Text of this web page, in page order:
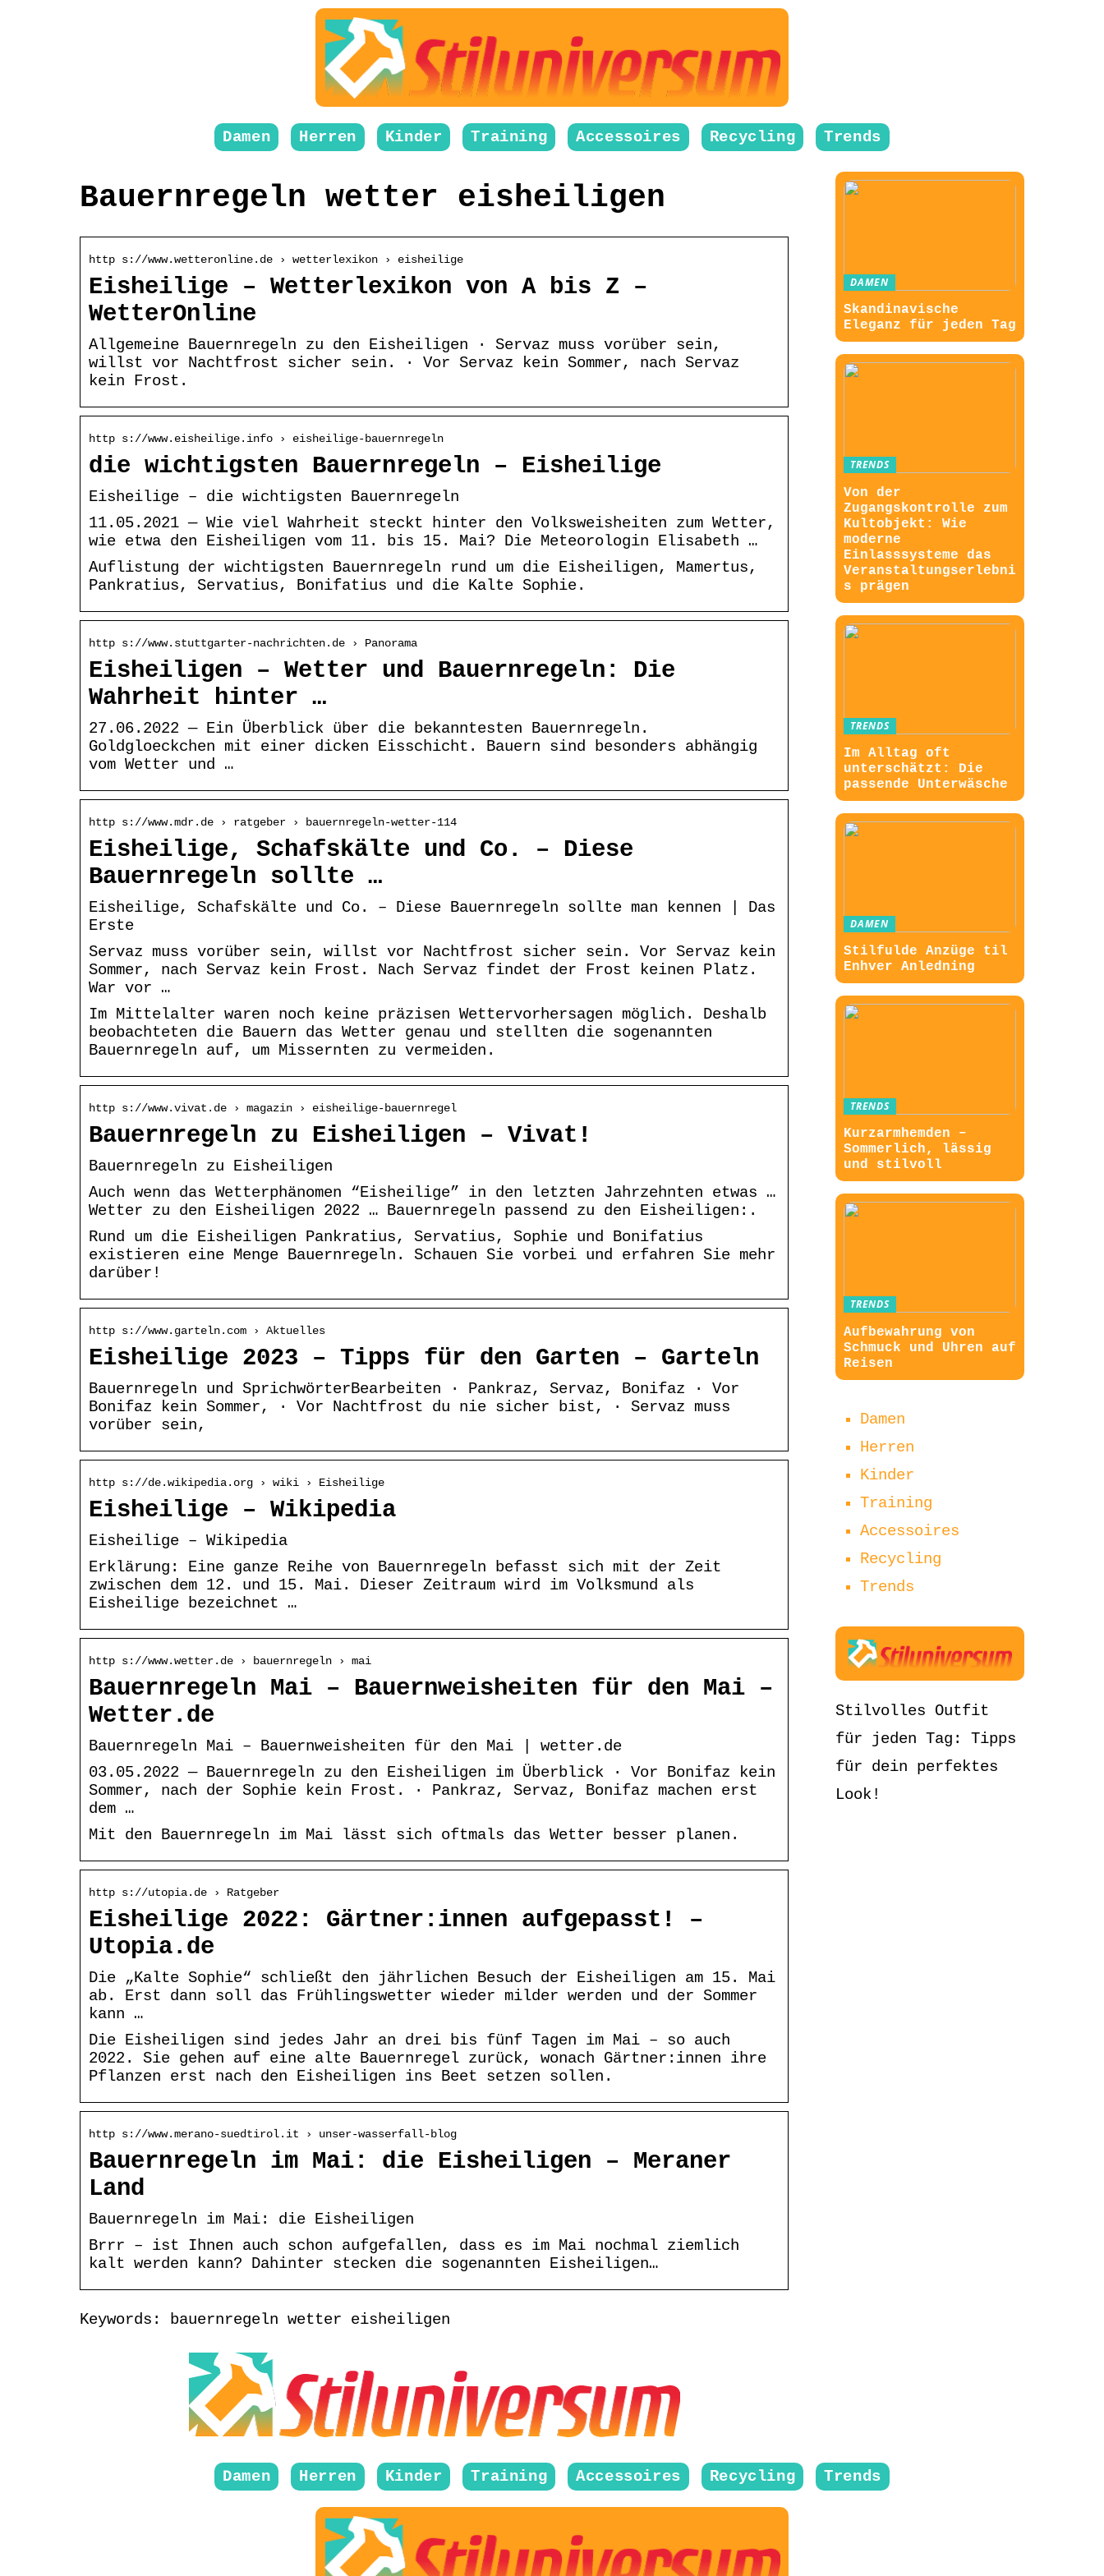
Damen Herren Kinder Training Accessoires Recycling Trends
Bauernregeln wetter eisheiligen
http s://www.wetteronline.de › wetterlexikon › eisheilige
Eisheilige – Wetterlexikon von A bis Z –
WetterOnline
Allgemeine Bauernregeln zu den Eisheiligen · Servaz muss vorüber sein,
willst vor Nachtfrost sicher sein. · Vor Servaz kein Sommer, nach Servaz
kein Frost.
http s://www.eisheilige.info › eisheilige-bauernregeln
die wichtigsten Bauernregeln – Eisheilige
Eisheilige – die wichtigsten Bauernregeln
11.05.2021 — Wie viel Wahrheit steckt hinter den Volksweisheiten zum Wetter,
wie etwa den Eisheiligen vom 11. bis 15. Mai? Die Meteorologin Elisabeth …
Auflistung der wichtigsten Bauernregeln rund um die Eisheiligen, Mamertus,
Pankratius, Servatius, Bonifatius und die Kalte Sophie.
http s://www.stuttgarter-nachrichten.de › Panorama
Eisheiligen – Wetter und Bauernregeln: Die
Wahrheit hinter …
27.06.2022 — Ein Überblick über die bekanntesten Bauernregeln.
Goldgloeckchen mit einer dicken Eisschicht. Bauern sind besonders abhängig
vom Wetter und …
http s://www.mdr.de › ratgeber › bauernregeln-wetter-114
Eisheilige, Schafskälte und Co. – Diese
Bauernregeln sollte …
Eisheilige, Schafskälte und Co. – Diese Bauernregeln sollte man kennen | Das
Erste
Servaz muss vorüber sein, willst vor Nachtfrost sicher sein. Vor Servaz kein
Sommer, nach Servaz kein Frost. Nach Servaz findet der Frost keinen Platz.
War vor …
Im Mittelalter waren noch keine präzisen Wettervorhersagen möglich. Deshalb
beobachteten die Bauern das Wetter genau und stellten die sogenannten
Bauernregeln auf, um Missernten zu vermeiden.
http s://www.vivat.de › magazin › eisheilige-bauernregel
Bauernregeln zu Eisheiligen – Vivat!
Bauernregeln zu Eisheiligen
Auch wenn das Wetterphänomen “Eisheilige” in den letzten Jahrzehnten etwas …
Wetter zu den Eisheiligen 2022 … Bauernregeln passend zu den Eisheiligen:.
Rund um die Eisheiligen Pankratius, Servatius, Sophie und Bonifatius
existieren eine Menge Bauernregeln. Schauen Sie vorbei und erfahren Sie mehr
darüber!
http s://www.garteln.com › Aktuelles
Eisheilige 2023 – Tipps für den Garten – Garteln
Bauernregeln und SprichwörterBearbeiten · Pankraz, Servaz, Bonifaz · Vor
Bonifaz kein Sommer, · Vor Nachtfrost du nie sicher bist, · Servaz muss
vorüber sein,
http s://de.wikipedia.org › wiki › Eisheilige
Eisheilige – Wikipedia
Eisheilige – Wikipedia
Erklärung: Eine ganze Reihe von Bauernregeln befasst sich mit der Zeit
zwischen dem 12. und 15. Mai. Dieser Zeitraum wird im Volksmund als
Eisheilige bezeichnet …
http s://www.wetter.de › bauernregeln › mai
Bauernregeln Mai – Bauernweisheiten für den Mai –
Wetter.de
Bauernregeln Mai – Bauernweisheiten für den Mai | wetter.de
03.05.2022 — Bauernregeln zu den Eisheiligen im Überblick · Vor Bonifaz kein
Sommer, nach der Sophie kein Frost. · Pankraz, Servaz, Bonifaz machen erst
dem …
Mit den Bauernregeln im Mai lässt sich oftmals das Wetter besser planen.
http s://utopia.de › Ratgeber
Eisheilige 2022: Gärtner:innen aufgepasst! –
Utopia.de
Die „Kalte Sophie“ schließt den jährlichen Besuch der Eisheiligen am 15. Mai
ab. Erst dann soll das Frühlingswetter wieder milder werden und der Sommer
kann …
Die Eisheiligen sind jedes Jahr an drei bis fünf Tagen im Mai – so auch
2022. Sie gehen auf eine alte Bauernregel zurück, wonach Gärtner:innen ihre
Pflanzen erst nach den Eisheiligen ins Beet setzen sollen.
http s://www.merano-suedtirol.it › unser-wasserfall-blog
Bauernregeln im Mai: die Eisheiligen – Meraner
Land
Bauernregeln im Mai: die Eisheiligen
Brrr – ist Ihnen auch schon aufgefallen, dass es im Mai nochmal ziemlich
kalt werden kann? Dahinter stecken die sogenannten Eisheiligen…
Keywords: bauernregeln wetter eisheiligen
DAMEN
Skandinavische
Eleganz für jeden Tag
TRENDS
Von der
Zugangskontrolle zum
Kultobjekt: Wie
moderne
Einlasssysteme das
Veranstaltungserlebni
s prägen
TRENDS
Im Alltag oft
unterschätzt: Die
passende Unterwäsche
DAMEN
Stilfulde Anzüge til
Enhver Anledning
TRENDS
Kurzarmhemden –
Sommerlich, lässig
und stilvoll
TRENDS
Aufbewahrung von
Schmuck und Uhren auf
Reisen
Damen
Herren
Kinder
Training
Accessoires
Recycling
Trends
Stilvolles Outfit
für jeden Tag: Tipps
für dein perfektes
Look!
Damen Herren Kinder Training Accessoires Recycling Trends